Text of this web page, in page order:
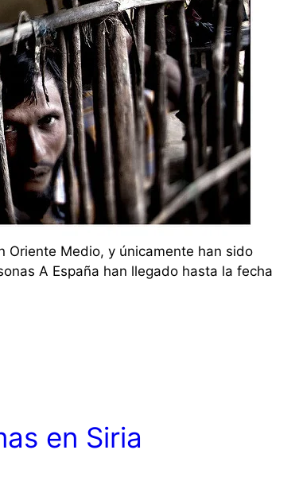
Oriente Medio, y únicamente han sido
A España han llegado hasta la fecha
en Siria